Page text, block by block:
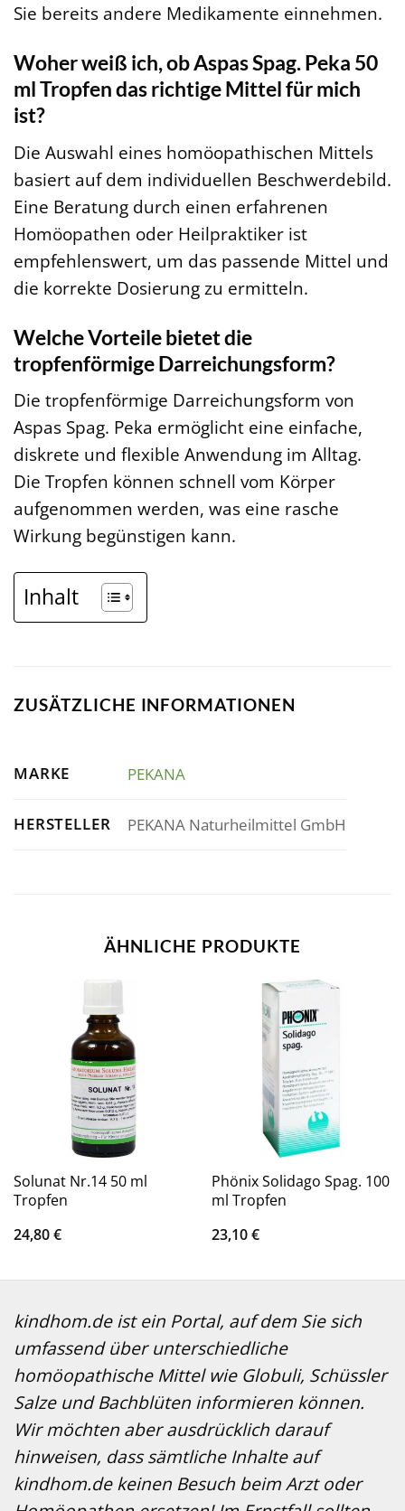
Sie bereits andere Medikamente einnehmen.
Woher weiß ich, ob Aspas Spag. Peka 50
ml Tropfen das richtige Mittel für mich
ist?
Die Auswahl eines homöopathischen Mittels
basiert auf dem individuellen Beschwerdebild.
Eine Beratung durch einen erfahrenen
Homöopathen oder Heilpraktiker ist
empfehlenswert, um das passende Mittel und
die korrekte Dosierung zu ermitteln.
Welche Vorteile bietet die
tropfenförmige Darreichungsform?
Die tropfenförmige Darreichungsform von
Aspas Spag. Peka ermöglicht eine einfache,
diskrete und flexible Anwendung im Alltag.
Die Tropfen können schnell vom Körper
aufgenommen werden, was eine rasche
Wirkung begünstigen kann.
Inhalt
ZUSÄTZLICHE INFORMATIONEN
MARKE PEKANA
HERSTELLER PEKANA Naturheilmittel GmbH
ÄHNLICHE PRODUKTE
Solunat Nr.14 50 ml
Tropfen
24,80€
Phönix Solidago Spag. 100
ml Tropfen
23,10€
kindhom.de ist ein Portal, auf dem Sie sich
umfassend über unterschiedliche
homöopathische Mittel wie Globuli, Schüssler
Salze und Bachblüten informieren können.
Wir möchten aber ausdrücklich darauf
hinweisen, dass sämtliche Inhalte auf
kindhom.de keinen Besuch beim Arzt oder